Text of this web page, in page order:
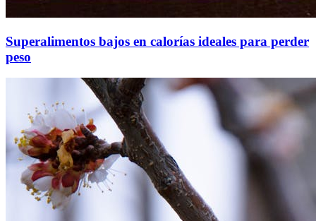
Superalimentos bajos en calorías ideales para perder
peso